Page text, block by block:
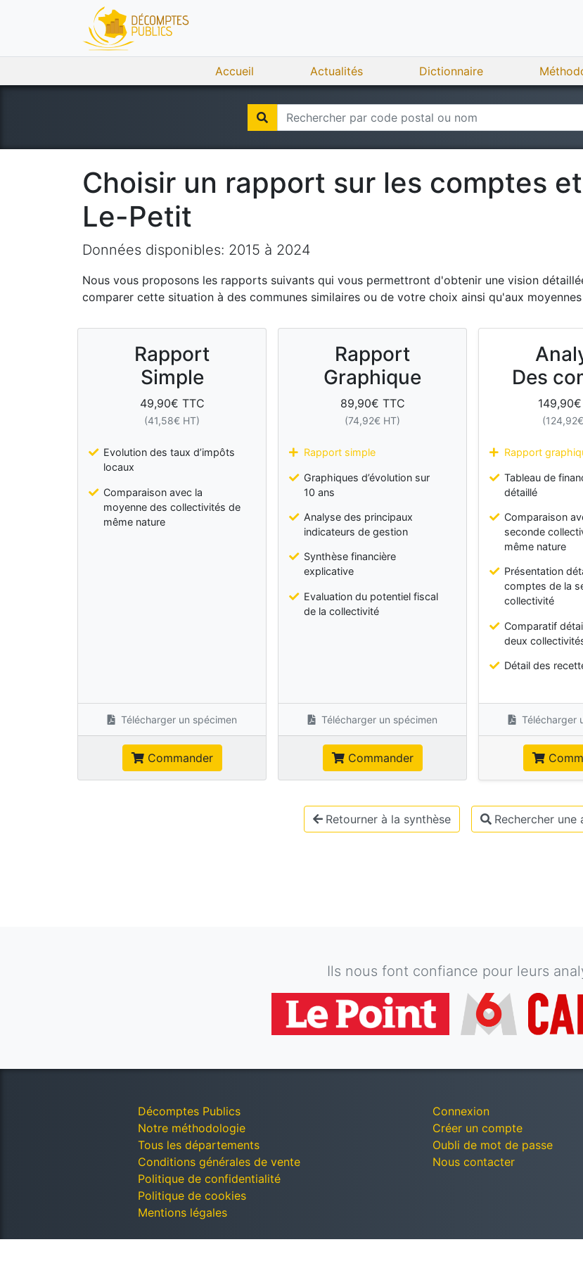
Accueil Actualités Dictionnaire
Choisir un rapport sur les comptes
Le-Petit
Données disponibles: 2015 à 2024
Nous vous proposons les rapports suivants qui vous permettront d'obtenir une vision
comparer cette situation à des communes similaires ou de votre choix ainsi qu'aux
Rapport
Simple
49,90€ TTC
(41,58€ HT)
Evolution des taux d’impôts
locaux
Comparaison avec la
moyenne des collectivités de
même nature
Télécharger un spécimen
Commander
Rapport
Graphique
89,90€ TTC
(74,92€ HT)
Rapport simple
Graphiques d’évolution sur
10 ans
Analyse des principaux
indicateurs de gestion
Synthèse financière
explicative
Evaluation du potentiel fiscal
de la collectivité
Télécharger un spécimen
Commander
Des
149,90€
(124,92
Rapport
Tableau de
détaillé
Comparaison
seconde
même nature
Présentation
comptes de la
collectivité
Comparatif
deux
Détail des
Télécharger
Retourner à la synthèse Rechercher une
Ils nous font confiance pour leurs
Décomptes Publics
Notre méthodologie
Tous les départements
Conditions générales de vente
Politique de confidentialité
Politique de cookies
Mentions légales
Connexion
Créer un compte
Oubli de mot de passe
Nous contacter